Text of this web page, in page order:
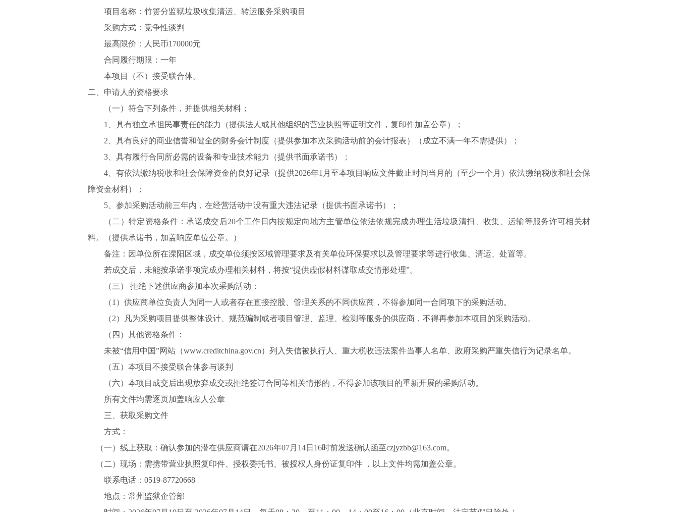
项目名称： 竹箦分监狱垃圾收集清运、转运服务采购项目
采购方式：竞争性谈判
最高限价：人民币170000元
合同履行期限： 一年
本项目（不）接受联合体。
二、申请人的资格要求
（一）符合下列条件，并提供相关材料；
1、具有独立承担民事责任的能力（提供法人或其他组织的营业执照等证明文件，复印件加盖公章）；
2、具有良好的商业信誉和健全的财务会计制度（提供参加本次采购活动前的会计报表）（成立不满一年不需提供）；
3、具有履行合同所必需的设备和专业技术能力（提供书面承诺书）；
4、有依法缴纳税收和社会保障资金的良好记录（提供2026年1月至本项目响应文件截止时间当月的（至少一个月）依法缴纳税收和社会保
障资金材料）；
5、参加采购活动前三年内，在经营活动中没有重大违法记录（提供书面承诺书）；
（二）特定资格条件：承诺成交后20个工作日内按规定向地方主管单位依法依规完成办理生活垃圾清扫、收集、运输等服务许可相关材
料。（提供承诺书，加盖响应单位公章。）
备注：因单位所在溧阳区域，成交单位须按区域管理要求及有关单位环保要求以及管理要求等进行收集、清运、处置等。
若成交后，未能按承诺事项完成办理相关材料，将按“提供虚假材料谋取成交情形处理”。
（三）
拒绝下述供应商参加本次采购活动：
（1）供应商单位负责人为同一人或者存在直接控股、管理关系的不同供应商，不得参加同一合同项下的采购活动。
（2）凡为采购项目提供整体设计、规范编制或者项目管理、监理、检测等服务的供应商，不得再参加本项目的采购活动。
（四）其他资格条件：
未被“信用中国”网站（www.creditchina.gov.cn）列入失信被执行人、重大税收违法案件当事人名单、政府采购严重失信行为记录名单。
（五）本项目不接受联合体参与谈判
（六）本项目成交后出现放弃成交或拒绝签订合同等相关情形的，不得参加该项目的重新开展的采购活动。
所有文件均需逐页加盖响应人公章
三、获取采购文件
方式：
（一）线上获取：确认参加的潜在供应商请在2026年07月 14日 16时前发送确认函至czjyzbb@163.com。
（二）现场：需携带营业执照复印件、授权委托书、被授权人身份证复印件
，以上文件均需加盖公章。
联系电话： 0519-87720668
地点：常州监狱企管部